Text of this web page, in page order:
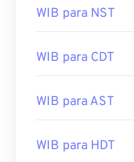
WIB para NST
WIB para CDT
WIB para AST
WIB para HDT